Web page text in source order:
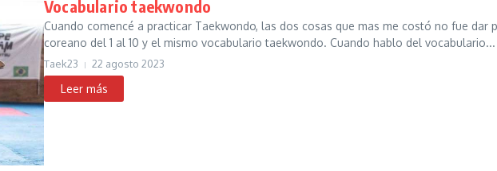
Vocabulario taekwondo
Cuando comencé a practicar Taekwondo, las dos cosas que mas me costó no fue dar
coreano del 1 al 10 y el mismo vocabulario taekwondo. Cuando hablo del vocabulario...
Taek23 22 agosto 2023